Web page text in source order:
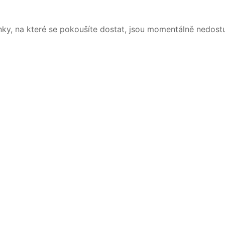
na které se pokoušíte dostat, jsou momentálně